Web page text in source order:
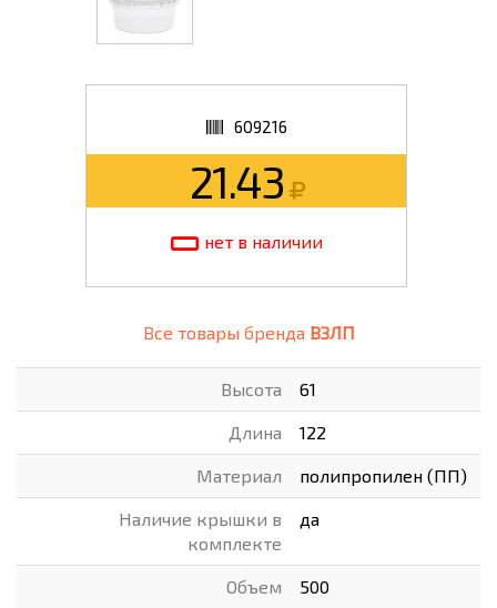
609216
21.43
нет в наличии
Все товары бренда ВЗЛП
Высота 61
Длина 122
Материал полипропилен (ПП)
Наличие крышки в
комплекте
да
Объем 500